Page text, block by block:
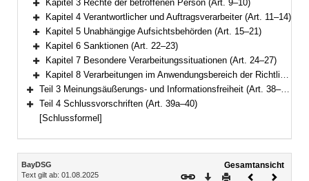
Bereich erweitern
Kapitel 3 Rechte der betroffenen Person (Art. 9–10)
Bereich erweitern
Kapitel 4 Verantwortlicher und Auftragsverarbeiter (Art. 11–14)
Bereich erweitern
Kapitel 5 Unabhängige Aufsichtsbehörden (Art. 15–21)
Bereich erweitern
Kapitel 6 Sanktionen (Art. 22–23)
Bereich erweitern
Kapitel 7 Besondere Verarbeitungssituationen (Art. 24–27)
Bereich erweitern
Kapitel 8 Verarbeitungen im Anwendungsbereich der Richtlinie (EU) 2016/680 (Art. 28–37)
Bereich erweitern
Teil 3 Meinungsäußerungs- und Informationsfreiheit (Art. 38–39)
Bereich erweitern
Teil 4 Schlussvorschriften (Art. 39a–40)
[Schlussformel]
Inhalt
BayDSG
Text gilt ab: 01.08.2025
Gesamtansicht
Download
DruckenVorheriges